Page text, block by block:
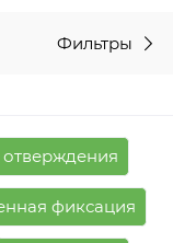
Фильтры
фиксация